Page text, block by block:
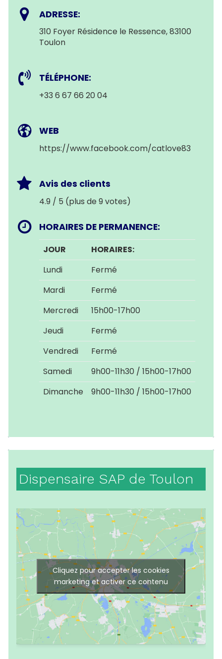
ADRESSE:
310 Foyer Résidence le Ressence, 83100
Toulon
TÉLÉPHONE:
+33 6 67 66 20 04
WEB
https://www.facebook.com/catlove83
Avis des clients
4.9 / 5 (plus de 9 votes)
HORAIRES DE PERMANENCE:
JOUR
HORAIRES:
Lundi
Fermé
Mardi
Fermé
Mercredi
15h00-17h00
Jeudi
Fermé
Vendredi
Fermé
Samedi
9h00-11h30 / 15h00-17h00
Dimanche
9h00-11h30 / 15h00-17h00
Dispensaire SAP de Toulon
Cliquez pour accepter les cookies
marketing et activer ce contenu